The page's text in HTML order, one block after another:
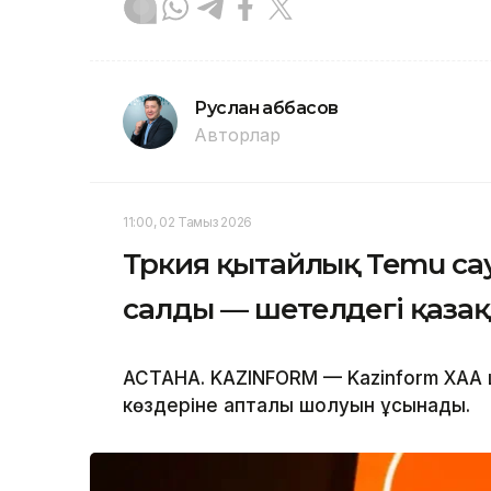
Руслан Ғаббасов
Авторлар
11:00, 02 Тамыз 2026
Түркия қытайлық Temu
салды — шетелдегі қазақ
АСТАНА. KAZINFORM — Kazinform ХАА
көздеріне апталық шолуын ұсынады.